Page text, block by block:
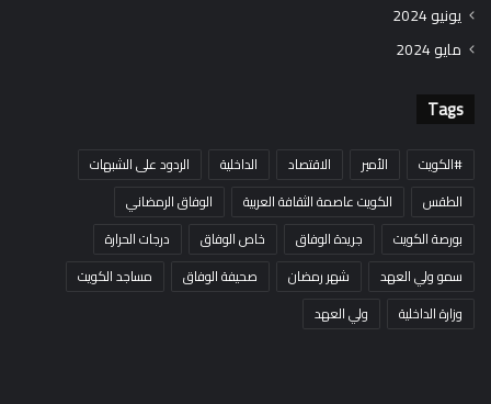
يونيو 2024
مايو 2024
Tags
#الكويت الأمير الاقتصاد الداخلية
الردود على الشبهات
الطقس
الكويت عاصمة الثقافة العربية
الوفاق الرمضاني
بورصة الكويت
جريدة الوفاق خاص الوفاق
درجات الحرارة
سمو ولي العهد
شهر رمضان صحيفة الوفاق
مساجد الكويت
وزارة الداخلية
ولي العهد